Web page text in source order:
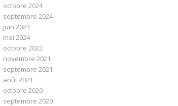
octobre 2024
septembre 2024
juin 2024
mai 2024
octobre 2022
novembre 2021
septembre 2021
août 2021
octobre 2020
septembre 2020